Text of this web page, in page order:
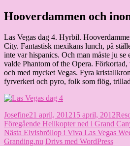
Hoppa
till
Granding.nu
Hooverdammen och
Las Vegas dag 4. Hyrbil.
City. Fantastisk mexikans lunch, på
inte var hispanics. Och man måste ju se
valde Phantom of the Opera.
och med mycket Vegas. Fyra
fyrverkeri och pyro, folk som flög,
Författare
JosefinePublicerat
den
21 april, 201215 april, 2012
Inläggsnavigering
Föregående Föregående
inlägg:
Helikopter ned i Grand
Nästa Nästa
inlägg:
Elvisbröllop i Viva Las Vegas
Granding.nu Drivs med WordPress